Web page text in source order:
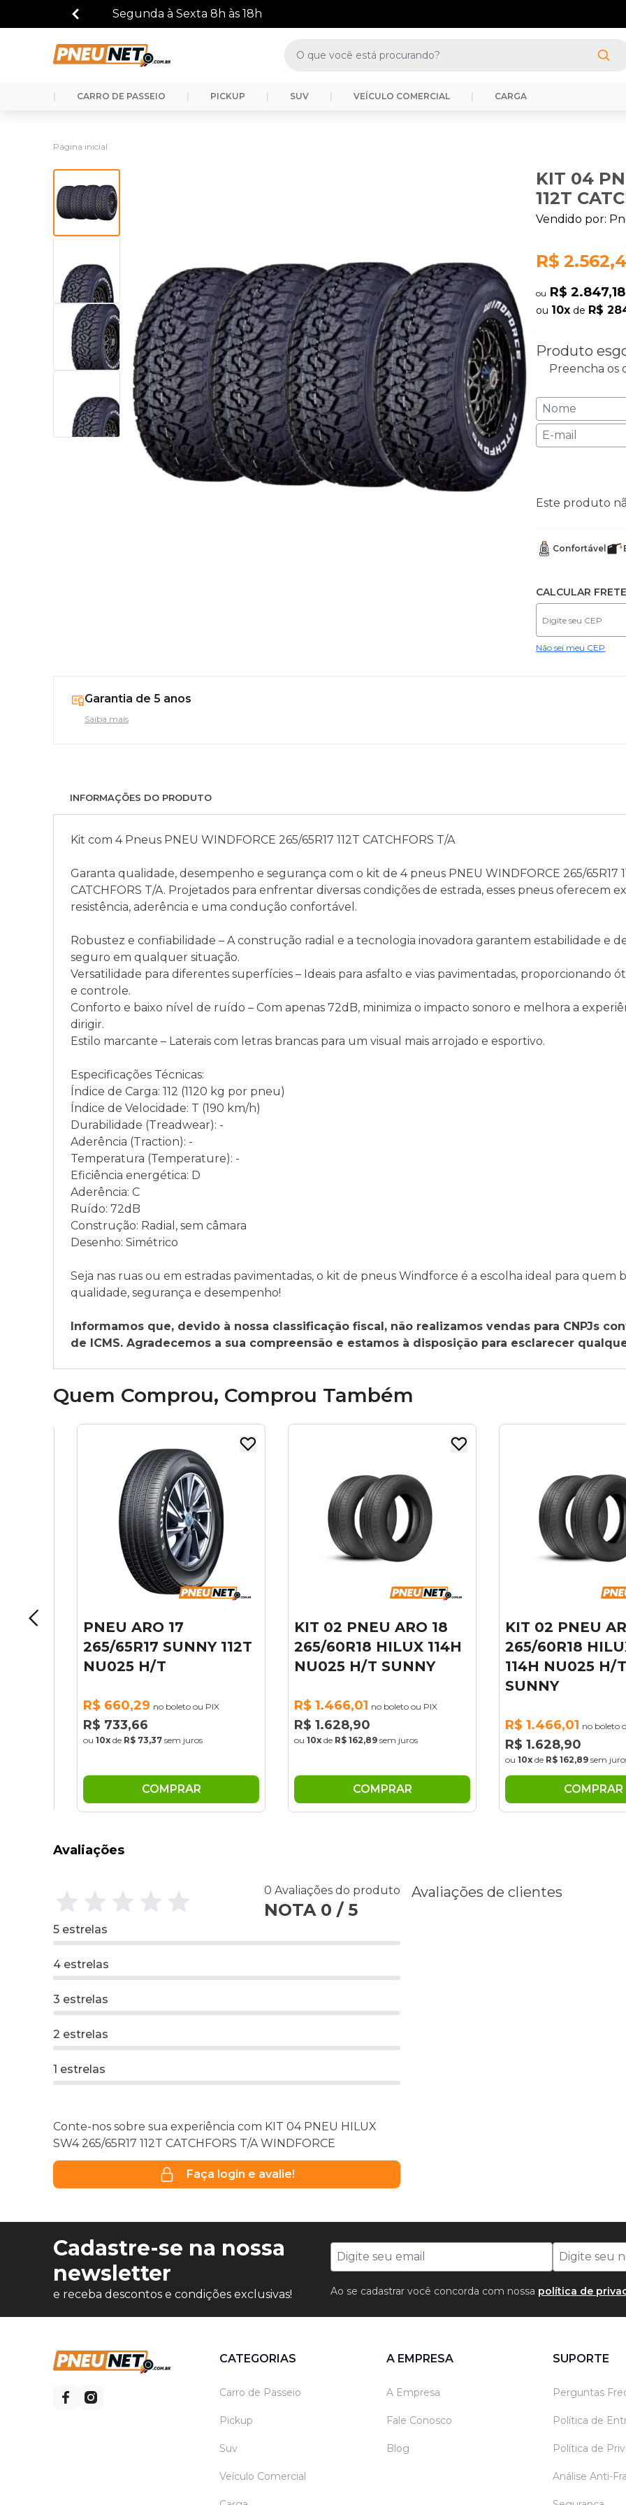
CARRO DE PASSEIO PICKUP SUV VEÍCULO COMERCIAL CARGA
Página inicial
KIT 04
112T
Vendido por:
R$
ou R$ 2.847,18
ou 10x de R$
Produto
Preencha os
Este produto
Confortável
CALCULAR FRETE
Não sei meu CEP
Garantia de 5 anos
Saiba mais
INFORMAÇÕES DO PRODUTO
Kit com 4 Pneus PNEU WINDFORCE 265/65R17 112T CATCHFORS T/A
Garanta qualidade, desempenho e segurança com o kit de 4 pneus PNEU WINDFORCE 265/65R17
CATCHFORS T/A. Projetados para enfrentar diversas condições de estrada, esses pneus oferecem
resistência, aderência e uma condução confortável.
Robustez e confiabilidade – A construção radial e a tecnologia inovadora garantem estabilidade e
seguro em qualquer situação.
Versatilidade para diferentes superfícies – Ideais para asfalto e vias pavimentadas, proporcionando
e controle.
Conforto e baixo nível de ruído – Com apenas 72dB, minimiza o impacto sonoro e melhora a
dirigir.
Estilo marcante – Laterais com letras brancas para um visual mais arrojado e esportivo.
Especificações Técnicas:
Índice de Carga: 112 (1120 kg por pneu)
Índice de Velocidade: T (190 km/h)
Durabilidade (Treadwear): -
Aderência (Traction): -
Temperatura (Temperature): -
Eficiência energética: D
Aderência: C
Ruído: 72dB
Construção: Radial, sem câmara
Desenho: Simétrico
Seja nas ruas ou em estradas pavimentadas, o kit de pneus Windforce é a escolha ideal para quem
qualidade, segurança e desempenho!
Informamos que, devido à nossa classificação fiscal, não realizamos vendas para CNPJs
de ICMS. Agradecemos a sua compreensão e estamos à disposição para esclarecer
Quem Comprou, Comprou Também
PNEU ARO 17
265/65R17 SUNNY 112T
NU025 H/T
R$ 660,29 no boleto ou PIX
R$ 733,66
10xde R$ 73,37sem juros
COMPRAR
KIT 02 PNEU ARO 18
265/60R18 HILUX 114H
NU025 H/T SUNNY
R$ 1.466,01 no boleto ou PIX
R$ 1.628,90
10xde R$ 162,89sem juros
COMPRAR
KIT 02 PNEU
265/60R18
114H NU025 H/T
SUNNY
R$ 1.466,01 no boleto ou
R$ 1.628,90
10xde R$ 162,89sem juros
COMPRAR
Avaliações
0 Avaliações do produto
NOTA 0 / 5
5 estrelas
4 estrelas
3 estrelas
2 estrelas
1 estrelas
Conte-nos sobre sua experiência com KIT 04 PNEU HILUX
SW4 265/65R17 112T CATCHFORS T/A WINDFORCE
Faça login e avalie!
Avaliações de clientes
Cadastre-se na nossa
newsletter
e receba descontos e condições exclusivas! Ao se cadastrar você concorda com nossa política de
CATEGORIAS
Carro de Passeio
Pickup
Suv
Veículo Comercial
A EMPRESA
A Empresa
Fale Conosco
Blog
SUPORTE
Perguntas
Política de
Política de
Análise Anti-